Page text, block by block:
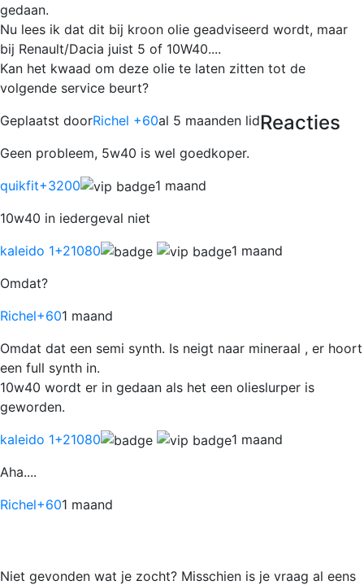
gedaan.
Nu lees ik dat dit bij kroon olie geadviseerd wordt, maar
bij Renault/Dacia juist 5 of 10W40....
Kan het kwaad om deze olie te laten zitten tot de
volgende service beurt?
Geplaatst doorRichel +60al 5 maanden lidReacties
Geen probleem, 5w40 is wel goedkoper.
quikfit+3200
1 maand
10w40 in iedergeval niet
kaleido 1+21080
1 maand
Omdat?
Richel+601 maand
Omdat dat een semi synth. Is neigt naar mineraal , er hoort
een full synth in.
10w40 wordt er in gedaan als het een olieslurper is
geworden.
kaleido 1+21080
1 maand
Aha....
Richel+601 maand
Niet gevonden wat je zocht? Misschien is je vraag al eens